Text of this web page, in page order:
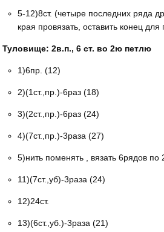
5-12)8ст. (четыре последних ряда
края провязать, оставить конец для
Туловище: 2в.п., 6 ст. во 2ю петлю
1)6пр. (12)
2)(1ст.,пр.)-6раз (18)
3)(2ст.,пр.)-6раз (24)
4)(7ст.,пр.)-3раза (27)
5)нить поменять , вязать 6рядов по
11)(7ст.,уб)-3раза (24)
12)24ст.
13)(6ст.,уб.)-3раза (21)